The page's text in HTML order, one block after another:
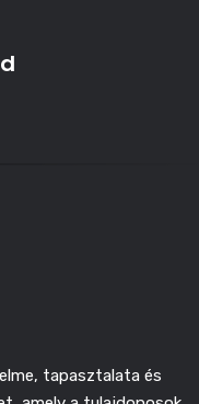
tapasztalata és